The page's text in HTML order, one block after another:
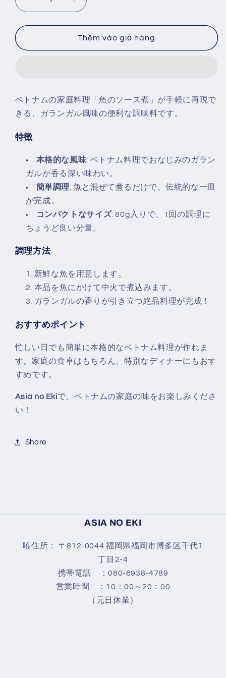
số
lượng
FISH
GALANGAL
80G
Tăng
số
lượng
của
FISH
80G
Thêm vào giỏ hàng
ベトナムの家庭料理「魚のソース煮」が手軽に再現で
きる、ガランガル風味の便利な調味料です。
特徴
本格的な風味: ベトナム料理でおなじみのガラン
ガルが香る深い味わい。
簡単調理: 魚と混ぜて煮るだけで、伝統的な一皿
が完成。
コンパクトなサイズ: 80g入りで、1回の調理に
ちょうど良い分量。
調理方法
新鮮な魚を用意します。
本品を魚にかけて中火で煮込みます。
ガランガルの香りが引き立つ絶品料理が完成！
おすすめポイント
忙しい日でも簡単に本格的なベトナム料理が作れま
す。家庭の食卓はもちろん、特別なディナーにもおす
すめです。
Asia no Ekiで、ベトナムの家庭の味をお楽しみくださ
い！
Share
ASIA NO EKI
暁住所： 〒812-0044 福岡県福岡市博多区千代1
丁目2-4
携帯電話 ：080-6938-4789
営業時間 ：10：00～20：00
（元日休業）